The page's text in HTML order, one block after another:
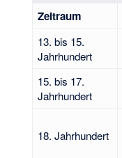
Zeitraum
13. bis 15.
Jahrhundert
15. bis 17.
Jahrhundert
18. Jahrhundert